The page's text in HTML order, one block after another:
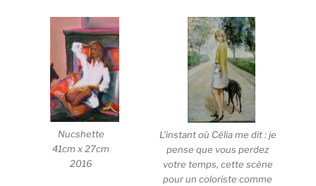
Nucshette
41cm x 27cm
2016
L’instant où Célia me dit : je
pense que vous perdez
votre temps, cette scène
pour un coloriste comme